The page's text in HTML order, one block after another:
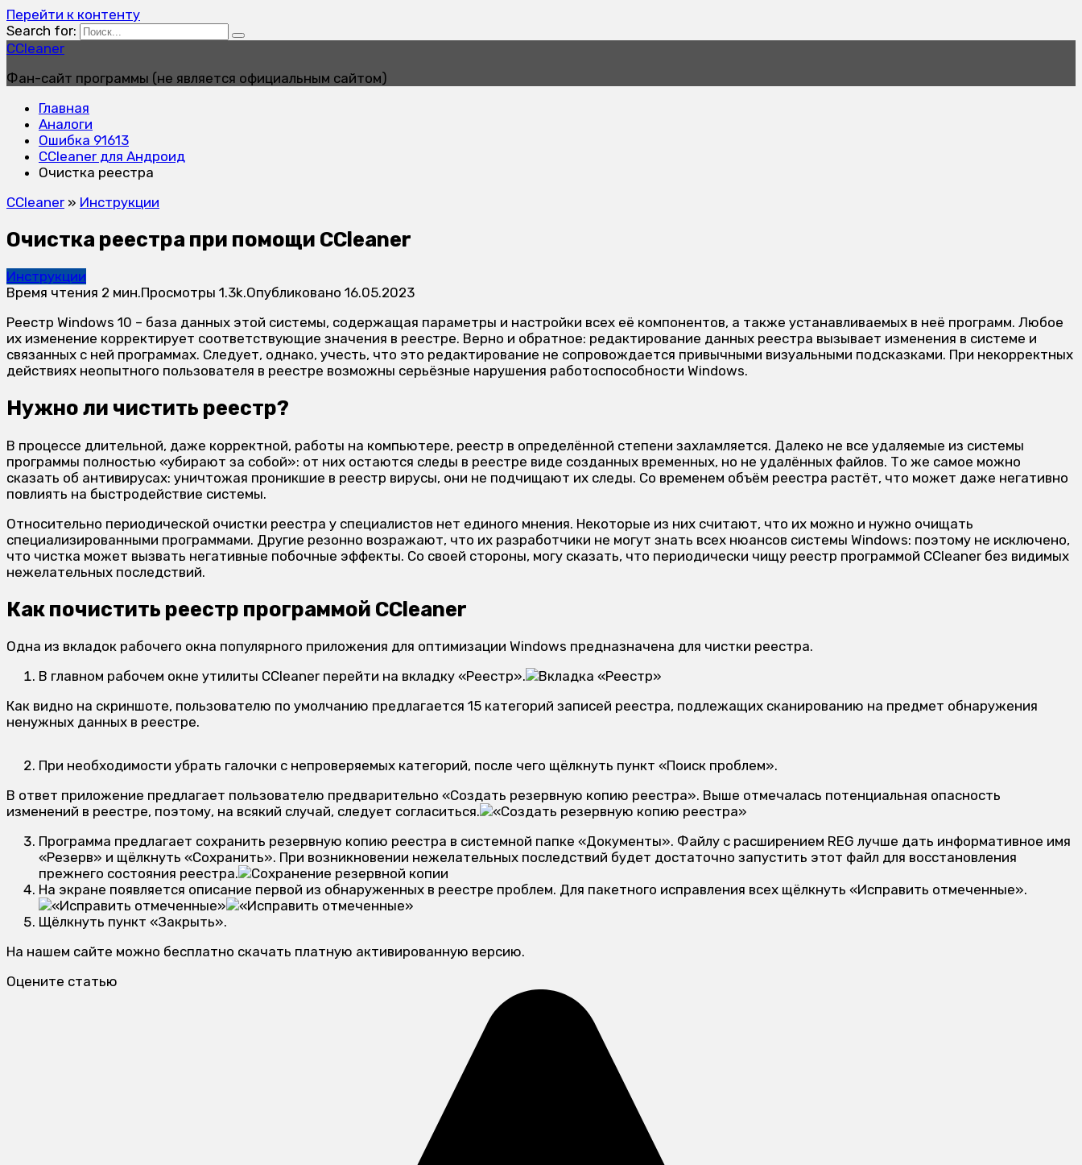
Перейти к контенту
Search for:
CCleaner
Фан-сайт программы (не является официальным сайтом)
Главная
Аналоги
Ошибка 91613
CCleaner для Андроид
Очистка реестра
CCleaner » Инструкции
Очистка реестра при помощи CCleaner
Инструкции
Время чтения 2 мин.Просмотры 1.3k.Опубликовано 16.05.2023
Реестр Windows 10 – база данных этой системы, содержащая параметры и настройки всех её компонентов, а также устанавливаемых в неё программ. Любое
их изменение корректирует соответствующие значения в реестре. Верно и обратное: редактирование данных реестра вызывает изменения в системе и
связанных с ней программах. Следует, однако, учесть, что это редактирование не сопровождается привычными визуальными подсказками. При некорректных
действиях неопытного пользователя в реестре возможны серьёзные нарушения работоспособности Windows.
Нужно ли чистить реестр?
В процессе длительной, даже корректной, работы на компьютере, реестр в определённой степени захламляется. Далеко не все удаляемые из системы
программы полностью «убирают за собой»: от них остаются следы в реестре виде созданных временных, но не удалённых файлов. То же самое можно
сказать об антивирусах: уничтожая проникшие в реестр вирусы, они не подчищают их следы. Со временем объём реестра растёт, что может даже негативно
повлиять на быстродействие системы.
Относительно периодической очистки реестра у специалистов нет единого мнения. Некоторые из них считают, что их можно и нужно очищать
специализированными программами. Другие резонно возражают, что их разработчики не могут знать всех нюансов системы Windows: поэтому не исключено,
что чистка может вызвать негативные побочные эффекты. Со своей стороны, могу сказать, что периодически чищу реестр программой CCleaner без видимых
нежелательных последствий.
Как почистить реестр программой CCleaner
Одна из вкладок рабочего окна популярного приложения для оптимизации Windows предназначена для чистки реестра.
В главном рабочем окне утилиты CCleaner перейти на вкладку «Реестр».
Как видно на скриншоте, пользователю по умолчанию предлагается 15 категорий записей реестра, подлежащих сканированию на предмет обнаружения
ненужных данных в реестре.
При необходимости убрать галочки с непроверяемых категорий, после чего щёлкнуть пункт «Поиск проблем».
В ответ приложение предлагает пользователю предварительно «Создать резервную копию реестра». Выше отмечалась потенциальная опасность
изменений в реестре, поэтому, на всякий случай, следует согласиться.
Программа предлагает сохранить резервную копию реестра в системной папке «Документы». Файлу с расширением REG лучше дать информативное имя
«Резерв» и щёлкнуть «Сохранить». При возникновении нежелательных последствий будет достаточно запустить этот файл для восстановления
прежнего состояния реестра.
На экране появляется описание первой из обнаруженных в реестре проблем. Для пакетного исправления всех щёлкнуть «Исправить отмеченные».
Щёлкнуть пункт «Закрыть».
На нашем сайте можно бесплатно скачать платную активированную версию.
Оцените статью